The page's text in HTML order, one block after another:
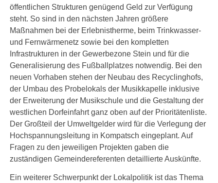
öffentlichen Strukturen genügend Geld zur Verfügung
steht. So sind in den nächsten Jahren größere
Maßnahmen bei der Erlebnistherme, beim Trinkwasser-
und Fernwärmenetz sowie bei den kompletten
Infrastrukturen in der Gewerbezone Stein und für die
Generalisierung des Fußballplatzes notwendig. Bei den
neuen Vorhaben stehen der Neubau des Recyclinghofs,
der Umbau des Probelokals der Musikkapelle inklusive
der Erweiterung der Musikschule und die Gestaltung der
westlichen Dorfeinfahrt ganz oben auf der Prioritätenliste.
Der Großteil der Umweltgelder wird für die Verlegung der
Hochspannungsleitung in Kompatsch eingeplant. Auf
Fragen zu den jeweiligen Projekten gaben die
zuständigen Gemeindereferenten detaillierte Auskünfte.
Ein weiterer Schwerpunkt der Lokalpolitik ist das Thema